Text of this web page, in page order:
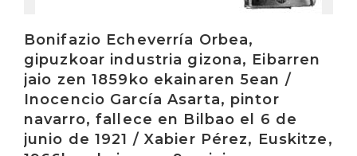
Bonifazio Echeverría Orbea,
gipuzkoar industria gizona, Eibarren
jaio zen 1859ko ekainaren 5ean /
Inocencio García Asarta, pintor
navarro, fallece en Bilbao el 6 de
junio de 1921 / Xabier Pérez, Euskitze,